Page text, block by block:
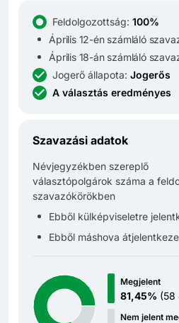
Feldolgozottság: 100%
Április 12-én számláló
Április 18-án számláló
Jogerő állapota: Jogerős
A választás eredményes
Szavazási adatok
Névjegyzékben szereplő
választópolgárok száma a
szavazókörökben
Ebből külképviseletre
Ebből máshova
Megjelent
81,45% (58
Nem jelent